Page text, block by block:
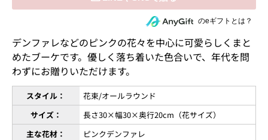
住所を知らない相手にeギフトで贈るのeギフトとは？
デンファレなどのピンクの花々を中心に可愛らしくまと
めたブーケです。優しく落ち着いた色合いで、年代を問
わずにお贈りいただけます。
スタイル：
花束/オールラウンド
サイズ：
長さ30×幅30×奥行20cm（花サイズ）
主な花材：
ピンクデンファレ